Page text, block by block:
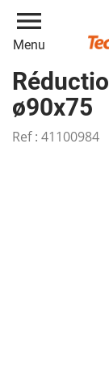
menu
Menu
ø90x75
Ref : 41100984